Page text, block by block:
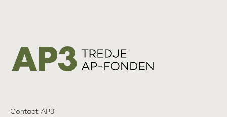
Contact AP3